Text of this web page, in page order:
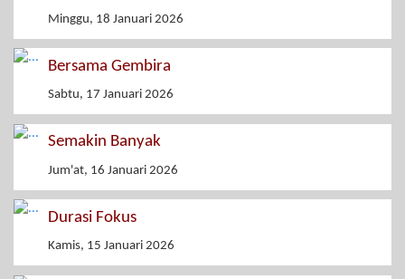
Minggu, 18 Januari 2026
Bersama Gembira
Sabtu, 17 Januari 2026
Semakin Banyak
Jum'at, 16 Januari 2026
Durasi Fokus
Kamis, 15 Januari 2026